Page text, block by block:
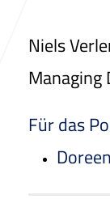
Niels
Managing
Für das